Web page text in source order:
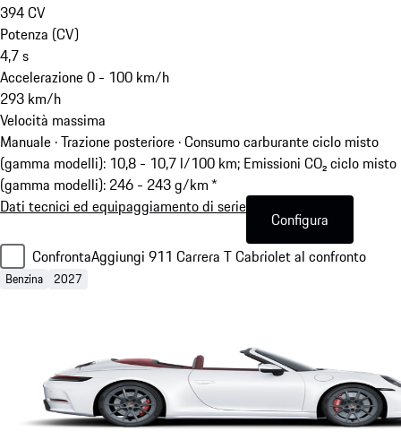
394CV
Potenza (CV)
4,7s
Accelerazione 0 - 100 km/h
293 km/h
Velocità massima
Manuale · Trazione posteriore ·Consumo carburante ciclo misto
(gamma modelli): 10,8 - 10,7 l/100 km; Emissioni CO₂ ciclo misto
(gamma modelli): 246 - 243 g/km *
Dati tecnici ed equipaggiamento di serie
Configura
ConfrontaAggiungi 911 Carrera T Cabriolet al confronto
Benzina 2027